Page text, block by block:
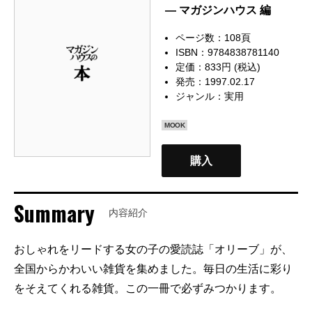
— マガジンハウス 編
ページ数：108頁
ISBN：9784838781140
定価：833円 (税込)
発売：1997.02.17
ジャンル：実用
MOOK
購入
Summary 内容紹介
おしゃれをリードする女の子の愛読誌「オリーブ」が、
全国からかわいい雑貨を集めました。毎日の生活に彩り
をそえてくれる雑貨。この一冊で必ずみつかります。